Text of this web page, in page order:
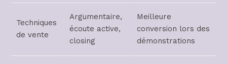
Techniques
de vente
Argumentaire,
écoute active,
closing
Meilleure
conversion lors des
démonstrations